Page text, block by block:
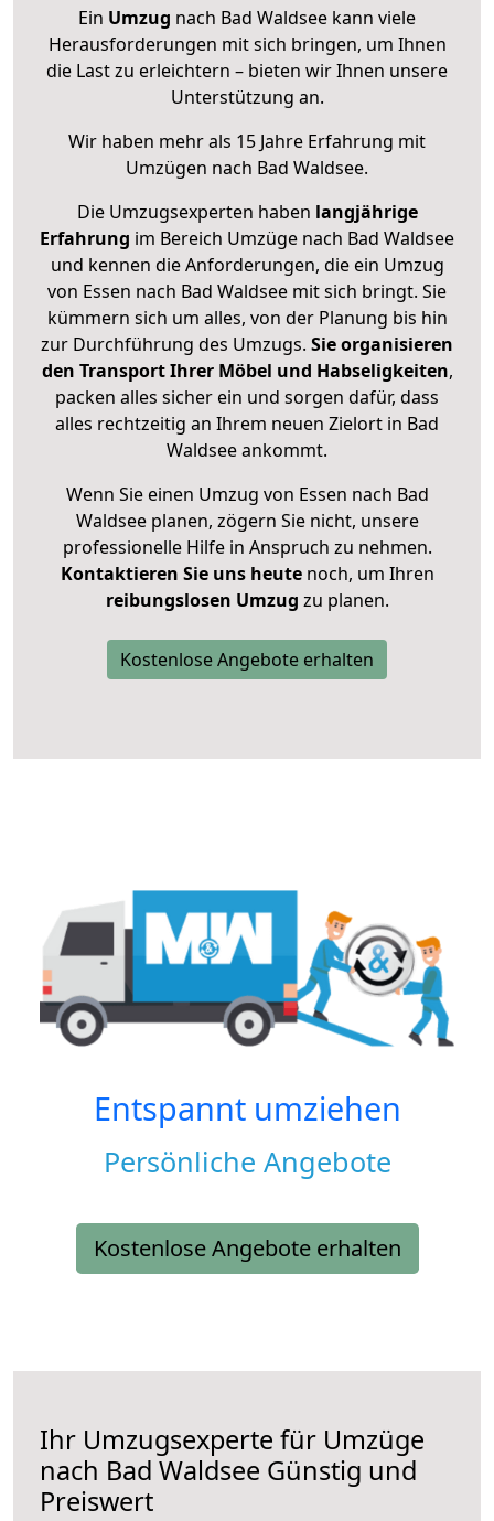
Ein Umzug nach Bad Waldsee kann viele
Herausforderungen mit sich bringen, um Ihnen
die Last zu erleichtern – bieten wir Ihnen unsere
Unterstützung an.
Wir haben mehr als 15 Jahre Erfahrung mit
Umzügen nach Bad Waldsee.
Die Umzugsexperten haben langjährige
Erfahrung im Bereich Umzüge nach Bad Waldsee
und kennen die Anforderungen, die ein Umzug
von Essen nach Bad Waldsee mit sich bringt. Sie
kümmern sich um alles, von der Planung bis hin
zur Durchführung des Umzugs. Sie organisieren
den Transport Ihrer Möbel und Habseligkeiten,
packen alles sicher ein und sorgen dafür, dass
alles rechtzeitig an Ihrem neuen Zielort in Bad
Waldsee ankommt.
Wenn Sie einen Umzug von Essen nach Bad
Waldsee planen, zögern Sie nicht, unsere
professionelle Hilfe in Anspruch zu nehmen.
Kontaktieren Sie uns heutenoch, um Ihren
reibungslosen Umzug zu planen.
Kostenlose Angebote erhalten
Entspannt umziehen
Persönliche Angebote
Kostenlose Angebote erhalten
Ihr Umzugsexperte für Umzüge
nach Bad Waldsee Günstig und
Preiswert